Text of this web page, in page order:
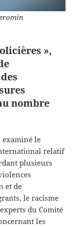
»,
nombre
examiné le
relatif
plusieurs
et de
le racisme
du Comité
les